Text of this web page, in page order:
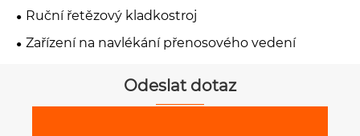
Ruční řetězový kladkostroj
Zařízení na navlékání přenosového vedení
Odeslat dotaz